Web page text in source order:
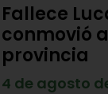
Fallece
conmovió
provincia
4 de agosto